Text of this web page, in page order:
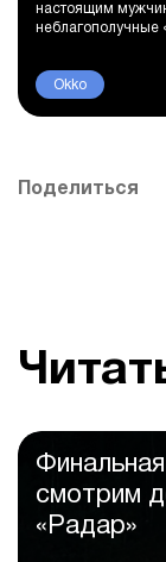
настоящим
неблагополучные
Okko
Поделиться
смотрим
«Радар»